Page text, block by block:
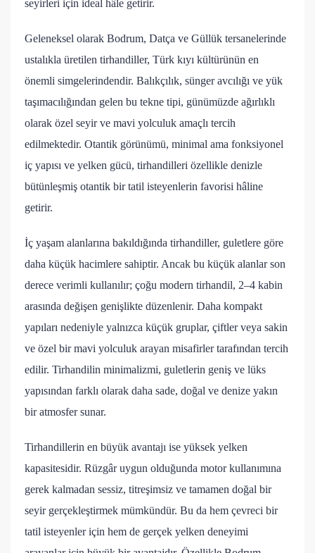
seyirleri için ideal hâle getirir.
Geleneksel olarak Bodrum, Datça ve Güllük tersanelerinde
ustalıkla üretilen tirhandiller, Türk kıyı kültürünün en
önemli simgelerindendir. Balıkçılık, sünger avcılığı ve yük
taşımacılığından gelen bu tekne tipi, günümüzde ağırlıklı
olarak özel seyir ve mavi yolculuk amaçlı tercih
edilmektedir. Otantik görünümü, minimal ama fonksiyonel
iç yapısı ve yelken gücü, tirhandilleri özellikle denizle
bütünleşmiş otantik bir tatil isteyenlerin favorisi hâline
getirir.
İç yaşam alanlarına bakıldığında tirhandiller, guletlere göre
daha küçük hacimlere sahiptir. Ancak bu küçük alanlar son
derece verimli kullanılır; çoğu modern tirhandil, 2–4 kabin
arasında değişen genişlikte düzenlenir. Daha kompakt
yapıları nedeniyle yalnızca küçük gruplar, çiftler veya sakin
ve özel bir mavi yolculuk arayan misafirler tarafından tercih
edilir. Tirhandilin minimalizmi, guletlerin geniş ve lüks
yapısından farklı olarak daha sade, doğal ve denize yakın
bir atmosfer sunar.
Tirhandillerin en büyük avantajı ise yüksek yelken
kapasitesidir. Rüzgâr uygun olduğunda motor kullanımına
gerek kalmadan sessiz, titreşimsiz ve tamamen doğal bir
seyir gerçekleştirmek mümkündür. Bu da hem çevreci bir
tatil isteyenler için hem de gerçek yelken deneyimi